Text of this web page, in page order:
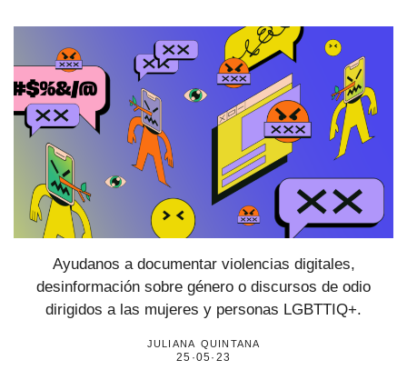
Ayudanos a documentar violencias digitales,
desinformación sobre género o discursos de odio
dirigidos a las mujeres y personas LGBTTIQ+.
juliana quintana
25·05·23